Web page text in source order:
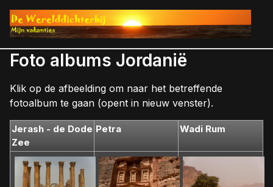
Foto albums Jordanië
Klik op de afbeelding om naar het betreffende
fotoalbum te gaan (opent in nieuw venster).
Jerash - de Dode
Zee
Petra Wadi Rum